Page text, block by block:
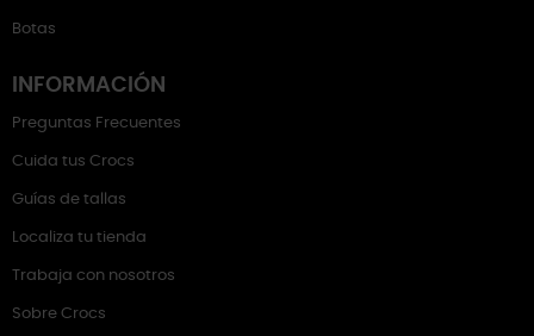
Botas
INFORMACIÓN
Preguntas Frecuentes
Cuida tus Crocs
Guías de tallas
Localiza tu tienda
Trabaja con nosotros
Sobre Crocs